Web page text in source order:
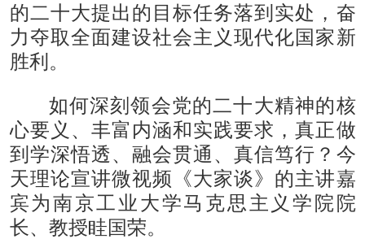
的二十大提出的目标任务落到实处，奋
力夺取全面建设社会主义现代化国家新
胜利。
如何深刻领会党的二十大精神的核
心要义、丰富内涵和实践要求，真正做
到学深悟透、融会贯通、真信笃行？今
天理论宣讲微视频《大家谈》的主讲嘉
宾为南京工业大学马克思主义学院院
长、教授眭国荣。